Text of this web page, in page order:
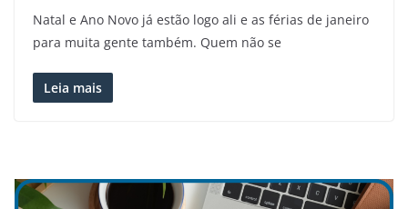
Natal e Ano Novo já estão logo ali e as férias de janeiro
para muita gente também. Quem não se
Leia mais